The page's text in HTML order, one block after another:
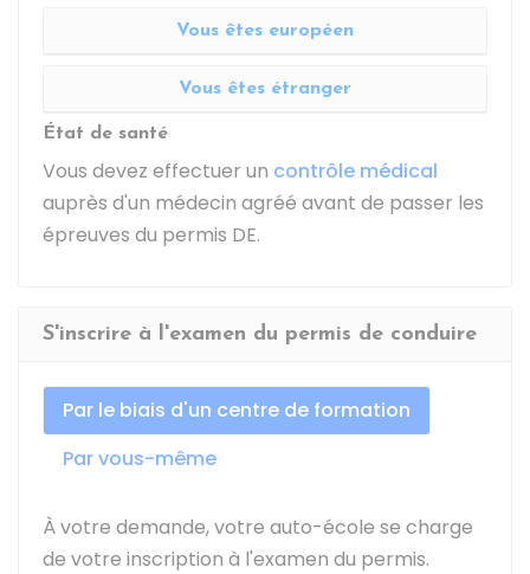
Vous êtes européen
Vous êtes étranger
État de santé
Vous devez effectuer un contrôle médical
auprès d'un médecin agréé avant de passer les
épreuves du permis DE.
S'inscrire à l'examen du permis de conduire
Par le biais d'un centre de formation
Par vous-même
À votre demande, votre auto-école se charge
de votre inscription à l'examen du permis.